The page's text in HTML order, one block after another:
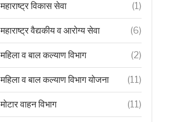
महाराष्ट्र विकास सेवा (1)
महाराष्ट्र वैद्यकीय व आरोग्य सेवा (6)
महिला व बाल कल्याण विभाग (2)
महिला व बाल कल्याण विभाग योजना (11)
मोटार वाहन विभाग (11)